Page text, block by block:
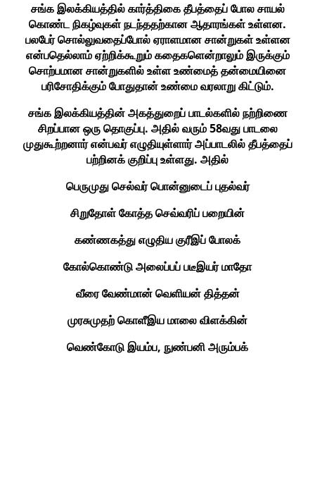
சங்க இலக்கியத்தில் கார்த்திகை தீபத்தைப் போல சாயல்
கொண்ட நிகழ்வுகள் நடந்ததற்கான ஆதாரங்கள் உள்ளன.
பலபேர் சொல்லுவதைப்போல் ஏராளமான சான்றுகள் உள்ளன
என்பதெல்லாம் ஏற்றிக்கூறும் கதைகளென்றாலும் இருக்கும்
சொற்பமான சான்றுகளில் உள்ள உண்மைத் தன்மையினை
பரிசோதிக்கும் போதுதான் உண்மை வரலாறு கிட்டும்.
சங்க இலக்கியத்தின் அகத்துறைப் பாடல்களில் நற்றிணை
சிறப்பான ஒரு தொகுப்பு. அதில் வரும் 58வது பாடலை
முதுகூற்றனார் என்பவர் எழுதியுள்ளார் அப்பாடலில் தீபத்தைப்
பற்றினக் குறிப்பு உள்ளது. அதில்
பெருமுது செல்வர் பொன்னுடைப் புதல்வர்
சிறுதோள் கோத்த செவ்வரிப் பறையின்
கண்ணகத்து எழுதிய குரீஇப் போலக்
கோல்கொண்டு அலைப்பப் படீஇயர் மாதோ
வீரை வேண்மான் வெளியன் தித்தன்
முரசுமுதற் கொளீஇய மாலை விளக்கின்
வெண்கோடு இயம்ப, நுண்பனி அரும்பக்